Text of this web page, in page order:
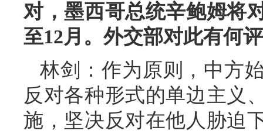
对，墨西哥总统辛鲍姆将
至12月。外交部对此有何
林剑：作为原则，中方
反对各种形式的单边主义
施，坚决反对在他人胁迫